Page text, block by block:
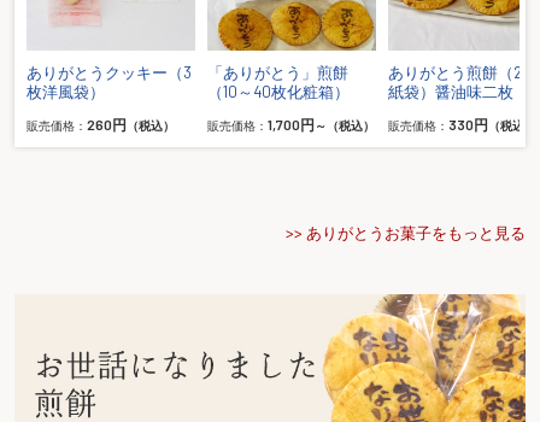
ありがとうクッキー（3
枚洋風袋）
販売価格： 260円 （税込）
「ありがとう」煎餅
（10～40枚化粧箱）
販売価格： 1,700円 ～（税込）
ありがとう煎餅（2
紙袋）醤油味二枚
販売価格： 330円 （税込）
>> ありがとうお菓子をもっと見る